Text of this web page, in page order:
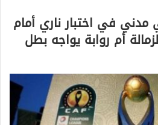
مدني في اختبار ناري أمام
أم روابة يواجه بطل